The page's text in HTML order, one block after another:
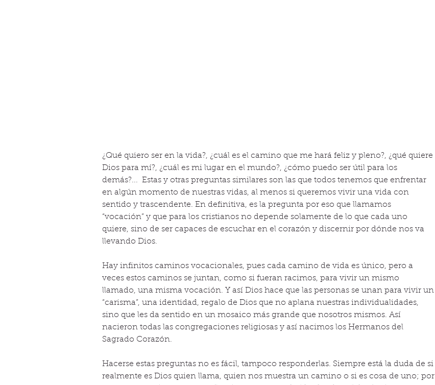
¿Qué quiero ser en la vida?, ¿cuál es el camino que me hará feliz y pleno?, ¿qué quiere
Dios para mí?, ¿cuál es mi lugar en el mundo?, ¿cómo puedo ser útil para los
demás?...  Estas y otras preguntas similares son las que todos tenemos que enfrentar
en algún momento de nuestras vidas, al menos si queremos vivir una vida con
sentido y trascendente. En definitiva, es la pregunta por eso que llamamos
“vocación” y que para los cristianos no depende solamente de lo que cada uno
quiere, sino de ser capaces de escuchar en el corazón y discernir por dónde nos va
llevando Dios.
Hay infinitos caminos vocacionales, pues cada camino de vida es único, pero a
veces estos caminos se juntan, como si fueran racimos, para vivir un mismo
llamado, una misma vocación. Y así Dios hace que las personas se unan para vivir un
“carisma”, una identidad, regalo de Dios que no aplana nuestras individualidades,
sino que les da sentido en un mosaico más grande que nosotros mismos. Así
nacieron todas las congregaciones religiosas y así nacimos los Hermanos del
Sagrado Corazón.
Hacerse estas preguntas no es fácil, tampoco responderlas. Siempre está la duda de si
realmente es Dios quien llama, quien nos muestra un camino o si es cosa de uno; por